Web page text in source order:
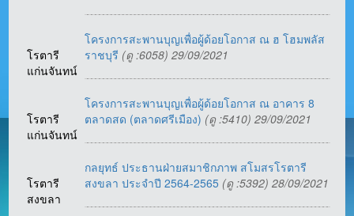
โรตารี
แก่นจันทน์
โครงการสะพานบุญเพื่อผู้ด้อยโอกาส ณ ฮ โฮมพลัส
ราชบุรี (ดู :6058) 29/09/2021
โรตารี
แก่นจันทน์
โครงการสะพานบุญเพื่อผู้ด้อยโอกาส ณ อาคาร 8
ตลาดสด (ตลาดศรีเมือง) (ดู :5410) 29/09/2021
โรตารี
สงขลา
กลยุทธ์ ประธานฝ่ายสมาชิกภาพ สโมสรโรตารี
สงขลา ประจำปี 2564-2565 (ดู :5392) 28/09/2021